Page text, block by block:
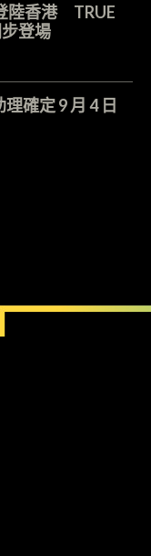
陸香港 TRUE
登場
確定 9 月 4 日